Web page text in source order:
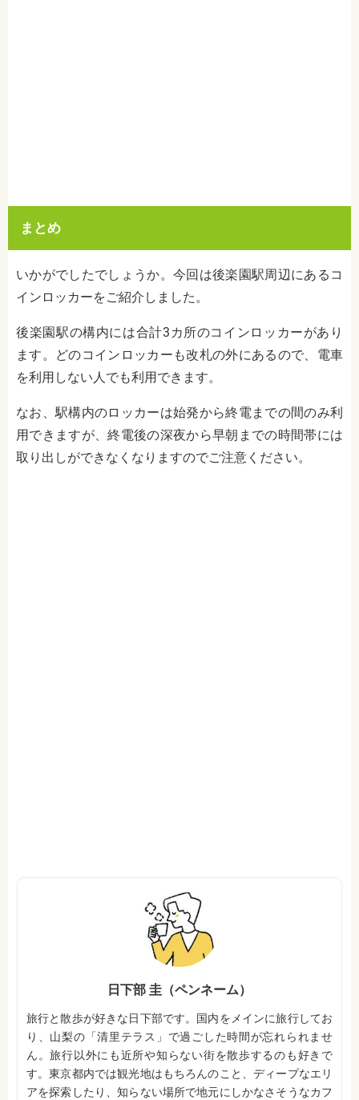
まとめ
いかがでしたでしょうか。今回は後楽園駅周辺にあるコ
インロッカーをご紹介しました。
後楽園駅の構内には合計3 カ所のコインロッカーがあり
ます。どのコインロッカーも改札の外にあるので、電車
を利用しない人でも利用できます。
なお、駅構内のロッカーは始発から終電までの間のみ利
用できますが、終電後の深夜から早朝までの時間帯には
取り出しができなくなりますのでご注意ください。
日下部 圭（ペンネーム）
旅行と散歩が好きな日下部です。国内をメインに旅行してお
り、山梨の「清里テラス」で過ごした時間が忘れられませ
ん。旅行以外にも近所や知らない街を散歩するのも好きで
す。東京都内では観光地はもちろんのこと、ディープなエリ
アを探索したり、知らない場所で地元にしかなさそうなカフ